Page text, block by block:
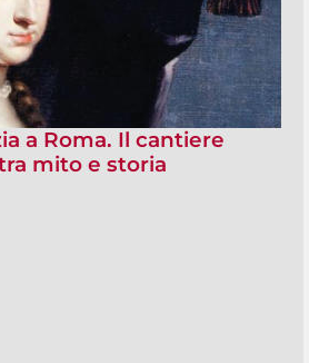
a Roma. Il cantiere
mito e storia